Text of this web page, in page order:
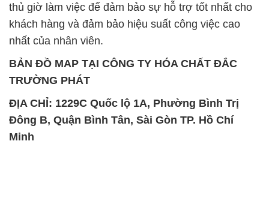
TRƯỜNG PHÁT
ĐỊA CHỈ: 1229C Quốc lộ 1A, Phường Bình Trị
Đông B, Quận Bình Tân, Sài Gòn TP. Hồ Chí
Minh